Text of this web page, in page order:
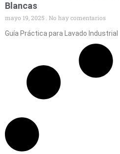
Blancas
mayo 19, 2025
No hay comentarios
Guía Práctica para Lavado Industrial